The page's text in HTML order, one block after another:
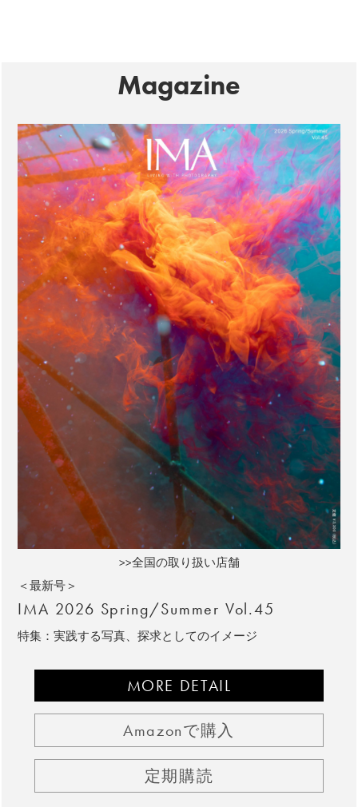
Magazine
>>全国の取り扱い店舗
＜最新号＞
IMA 2026 Spring/Summer Vol.45
特集：実践する写真、探求としてのイメージ
MORE DETAIL
Amazonで購入
定期購読